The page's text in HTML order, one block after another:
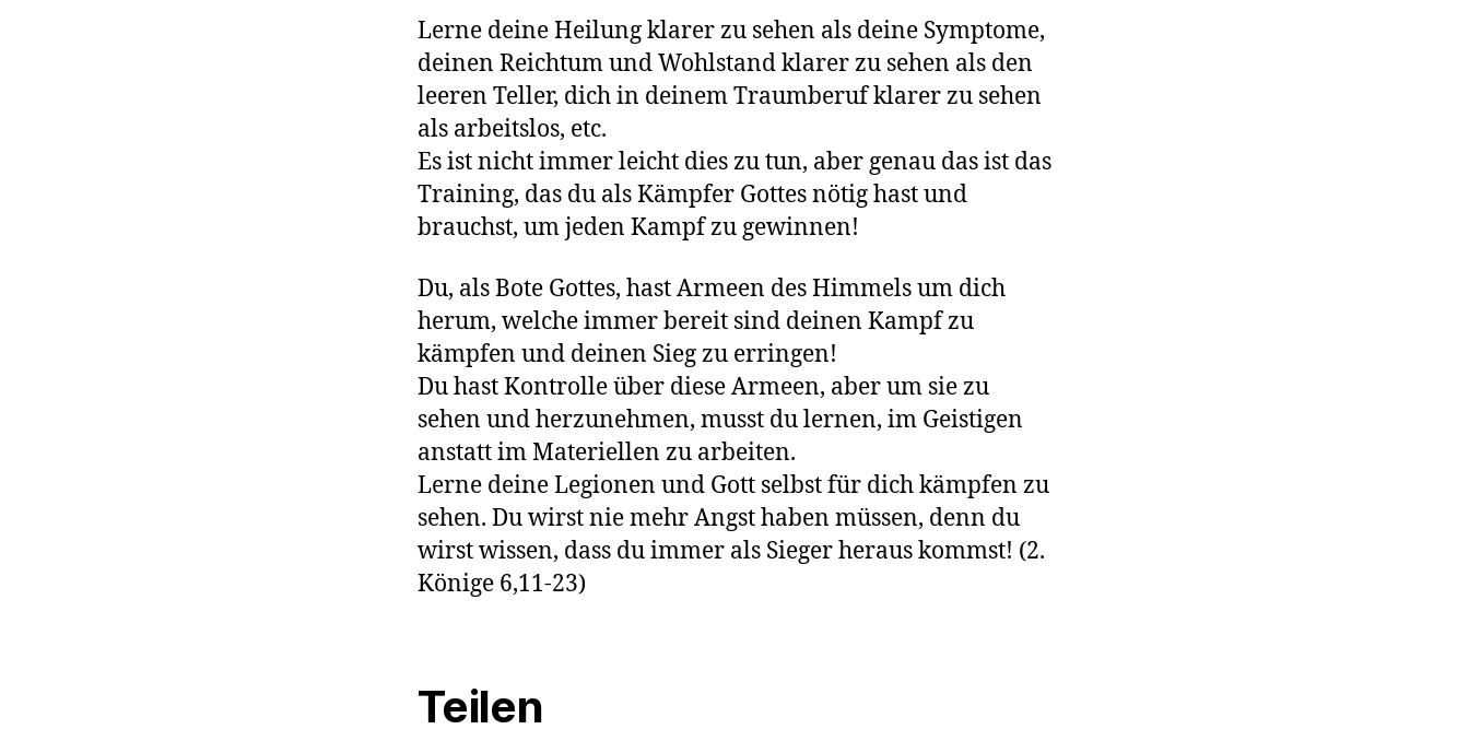
Lerne deine Heilung klarer zu sehen als deine Symptome,
deinen Reichtum und Wohlstand klarer zu sehen als den
leeren Teller, dich in deinem Traumberuf klarer zu sehen
als arbeitslos, etc.
Es ist nicht immer leicht dies zu tun, aber genau das ist das
Training, das du als Kämpfer Gottes nötig hast und
brauchst, um jeden Kampf zu gewinnen!
Du, als Bote Gottes, hast Armeen des Himmels um dich
herum, welche immer bereit sind deinen Kampf zu
kämpfen und deinen Sieg zu erringen!
Du hast Kontrolle über diese Armeen, aber um sie zu
sehen und herzunehmen, musst du lernen, im Geistigen
anstatt im Materiellen zu arbeiten.
Lerne deine Legionen und Gott selbst für dich kämpfen zu
sehen. Du wirst nie mehr Angst haben müssen, denn du
wirst wissen, dass du immer als Sieger heraus kommst! (2.
Könige 6,11-23)
Teilen